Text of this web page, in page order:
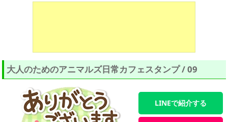
大人のためのアニマルズ日常カフェスタンプ / 09
LINEで紹介する